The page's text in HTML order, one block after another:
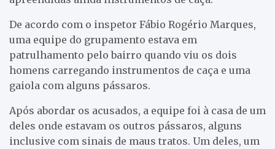
De acordo com o inspetor Fábio Rogério Marques,
uma equipe do grupamento estava em
patrulhamento pelo bairro quando viu os dois
homens carregando instrumentos de caça e uma
gaiola com alguns pássaros.
Após abordar os acusados, a equipe foi à casa de um
deles onde estavam os outros pássaros, alguns
inclusive com sinais de maus tratos. Um deles, um